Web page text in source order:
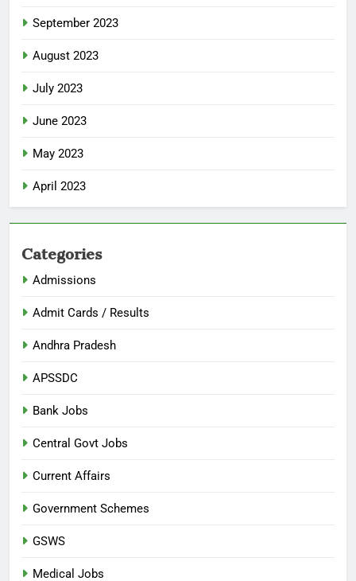
September 2023
August 2023
July 2023
June 2023
May 2023
April 2023
Categories
Admissions
Admit Cards / Results
Andhra Pradesh
APSSDC
Bank Jobs
Central Govt Jobs
Current Affairs
Government Schemes
GSWS
Medical Jobs